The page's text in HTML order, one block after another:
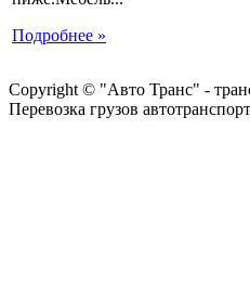
Подробнее »
Copyright © "Авто Транс" -
Перевозка грузов